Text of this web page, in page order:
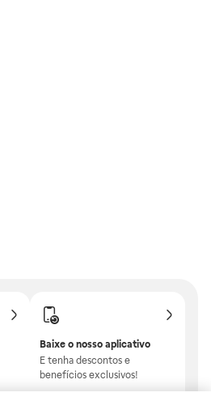
Baixe o nosso aplicativo
E tenha descontos e
benefícios exclusivos!